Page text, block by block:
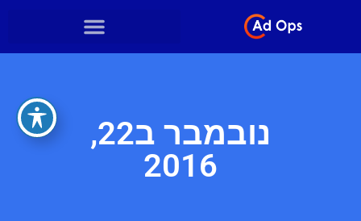
נובמבר ב22,
2016